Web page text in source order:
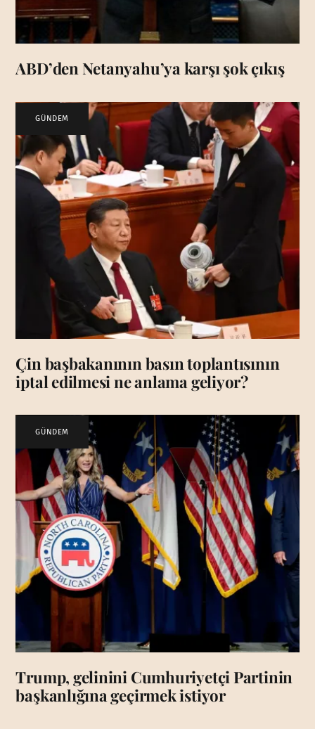
ABD’den Netanyahu’ya karşı şok çıkış
GÜNDEM
Çin başbakanının basın toplantısının
iptal edilmesi ne anlama geliyor?
GÜNDEM
Trump, gelinini Cumhuriyetçi Partinin
başkanlığına geçirmek istiyor